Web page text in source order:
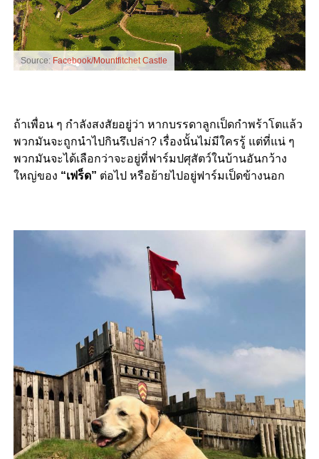
Source: Facebook/Mountfitchet Castle
ถ้าเพื่อน ๆ กำลังสงสัยอยู่ว่า หากบรรดาลูกเป็ดกำพร้าโตแล้ว
พวกมันจะถูกนำไปกินรึเปล่า? เรื่องนั้นไม่มีใครรู้ แต่ที่แน่ ๆ
พวกมันจะได้เลือกว่าจะอยู่ที่ฟาร์มปศุสัตว์ในบ้านอันกว้าง
ใหญ่ของ “เฟร็ด” ต่อไป หรือย้ายไปอยู่ฟาร์มเป็ดข้างนอก